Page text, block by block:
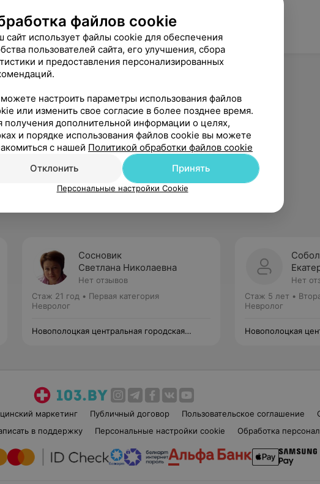
Рекомендую
Сосновик
Светлана Николаевна
Нет отзывов
Стаж 21 год • Первая категория
Невролог
Новополоцкая центральная городская
Нет
Стаж 5 лет •
Невролог
Новополоцкая
маркетинг Публичный договор Пользовательское соглашение
в поддержку Персональные настройки cookie Обработка
файлов cookie
сайт использует файлы cookie для обеспечения
пользователей сайта, его улучшения, сбора
и предоставления персонализированных
настроить параметры использования файлов
или изменить свое согласие в более позднее время.
получения дополнительной информации о целях,
и порядке использования файлов cookie вы можете
с нашей Политикой обработки файлов cookie
Отклонить
Принять
Персональные настройки Cookie